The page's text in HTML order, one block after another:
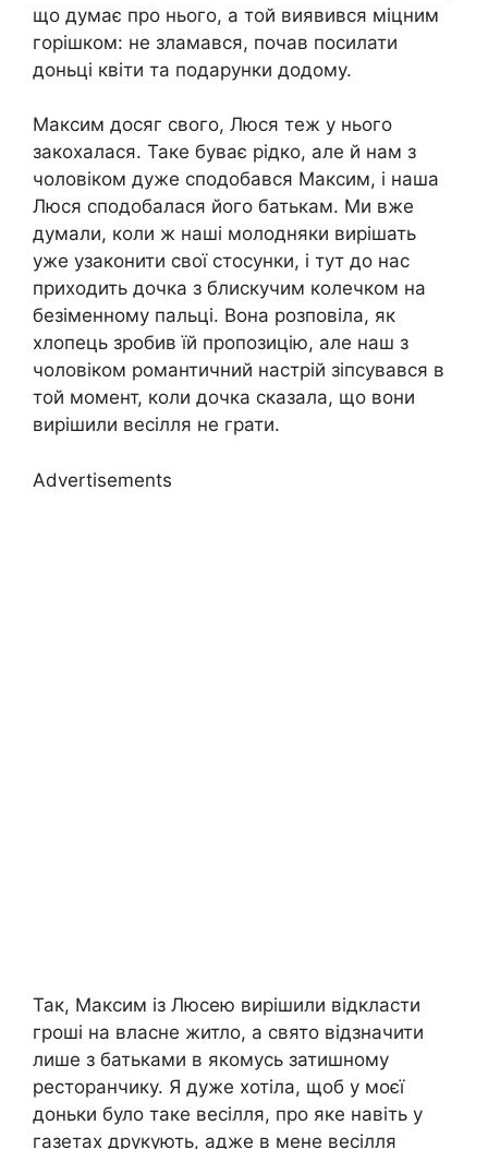
що думає про нього, а той виявився міцним
горішком: не зламався, почав посилати
доньці квіти та подарунки додому.
Максим досяг свого, Люся теж у нього
закохалася. Таке буває рідко, але й нам з
чоловіком дуже сподобався Максим, і наша
Люся сподобалася його батькам. Ми вже
думали, коли ж наші молодняки вирішать
уже узаконити свої стосунки, і тут до нас
приходить дочка з блискучим колечком на
безіменному пальці. Вона розповіла, як
хлопець зробив їй пропозицію, але наш з
чоловіком романтичний настрій зіпсувався в
той момент, коли дочка сказала, що вони
вирішили весілля не грати.
Advertisements
Так, Максим із Люсею вирішили відкласти
гроші на власне житло, а свято відзначити
лише з батьками в якомусь затишному
ресторанчику. Я дуже хотіла, щоб у моєї
доньки було таке весілля, про яке навіть у
газетах друкують, адже в мене весілля